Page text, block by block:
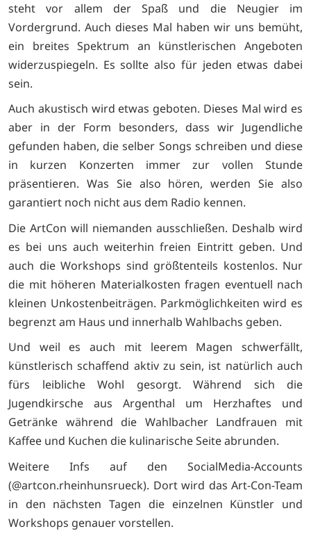
steht vor allem der Spaß und die Neugier im
Vordergrund. Auch dieses Mal haben wir uns bemüht,
ein breites Spektrum an künstlerischen Angeboten
widerzuspiegeln. Es sollte also für jeden etwas dabei
sein.
Auch akustisch wird etwas geboten. Dieses Mal wird es
aber in der Form besonders, dass wir Jugendliche
gefunden haben, die selber Songs schreiben und diese
in kurzen Konzerten immer zur vollen Stunde
präsentieren. Was Sie also hören, werden Sie also
garantiert noch nicht aus dem Radio kennen.
Die ArtCon will niemanden ausschließen. Deshalb wird
es bei uns auch weiterhin freien Eintritt geben. Und
auch die Workshops sind größtenteils kostenlos. Nur
die mit höheren Materialkosten fragen eventuell nach
kleinen Unkostenbeiträgen. Parkmöglichkeiten wird es
begrenzt am Haus und innerhalb Wahlbachs geben.
Und weil es auch mit leerem Magen schwerfällt,
künstlerisch schaffend aktiv zu sein, ist natürlich auch
fürs leibliche Wohl gesorgt. Während sich die
Jugendkirsche aus Argenthal um Herzhaftes und
Getränke während die Wahlbacher Landfrauen mit
Kaffee und Kuchen die kulinarische Seite abrunden.
Weitere Infs auf den SocialMedia-Accounts
(@artcon.rheinhunsrueck). Dort wird das Art-Con-Team
in den nächsten Tagen die einzelnen Künstler und
Workshops genauer vorstellen.